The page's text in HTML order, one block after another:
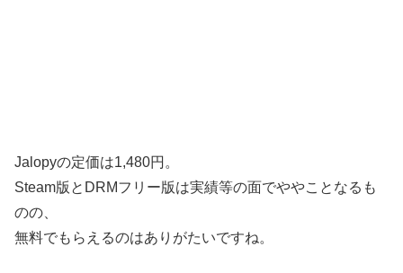
Jalopyの定価は1,480円。
Steam版とDRMフリー版は実績等の面でややことなるも
のの、
無料でもらえるのはありがたいですね。